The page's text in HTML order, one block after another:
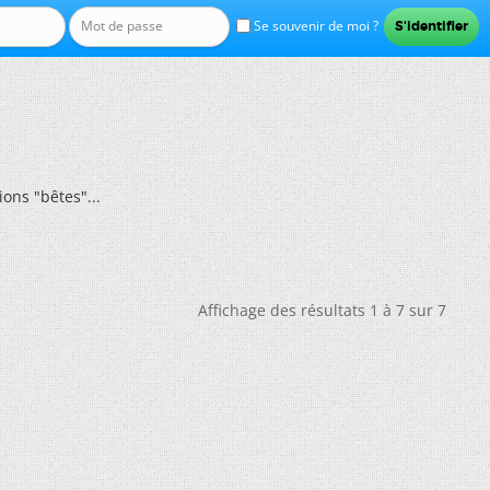
Se souvenir de moi ?
"bêtes"...
Affichage des résultats 1 à 7 sur 7